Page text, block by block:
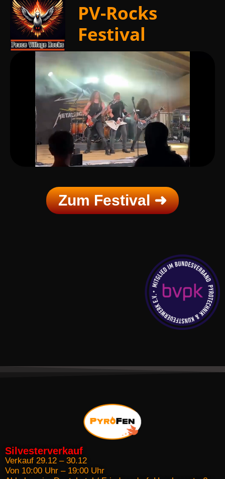
PV-Rocks
Festival
Zum Festival ➜
Silvesterverkauf
Verkauf 29.12 – 30.12
Von 10:00 Uhr – 19:00 Uhr